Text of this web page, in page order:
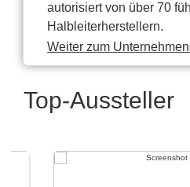
autorisiert von über 70
Halbleiterherstellern.
Weiter zum
Top-Aussteller